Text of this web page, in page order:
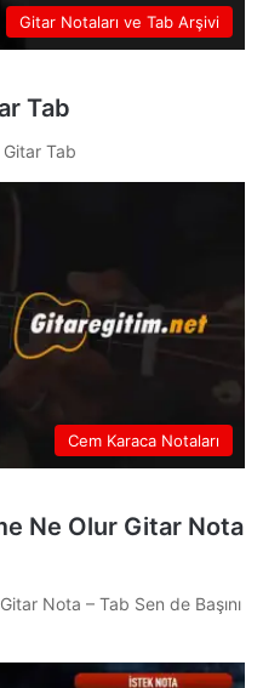
Gitar Notaları ve Tab Arşivi
Tab
Tab
Cem Karaca Notaları
Ne Olur Gitar Nota
Nota – Tab Sen de Başını